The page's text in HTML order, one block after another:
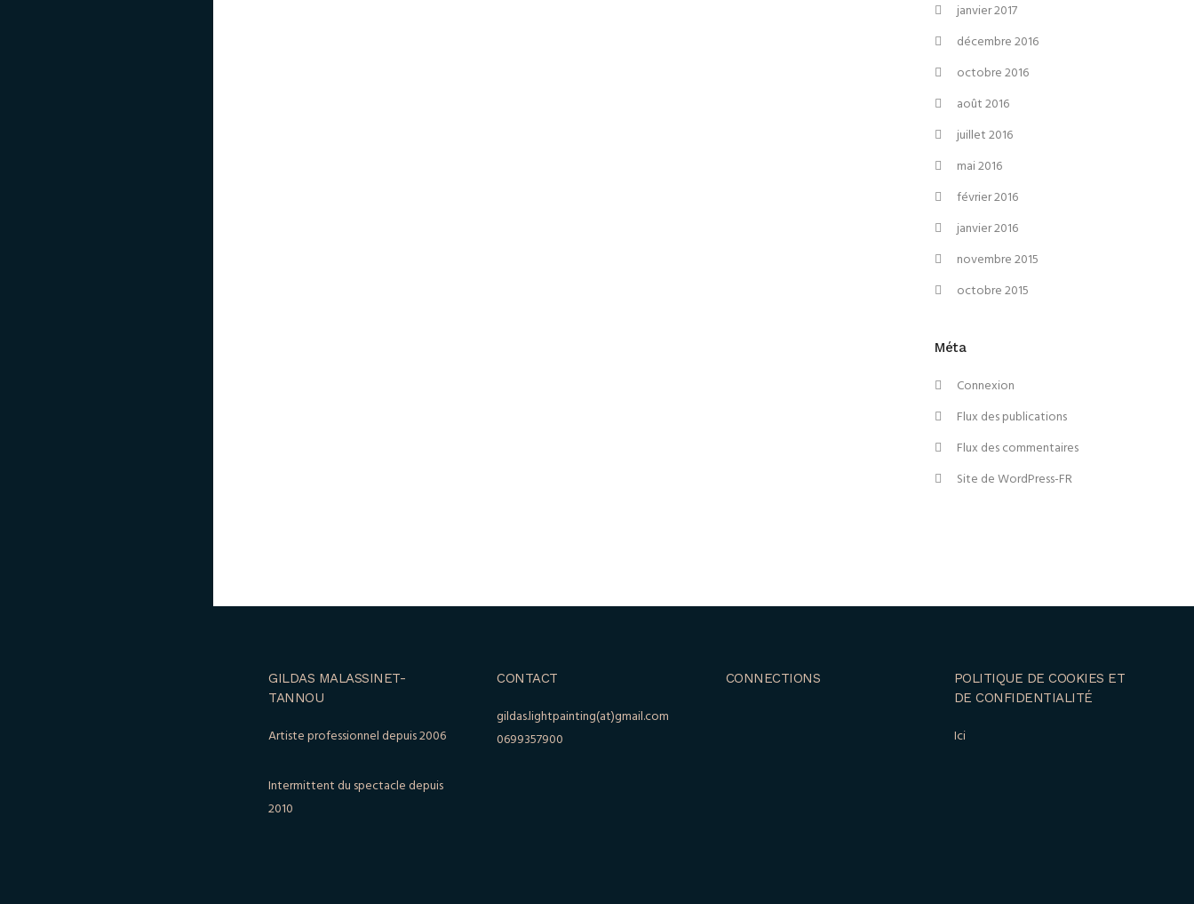
janvier 2017
décembre 2016
octobre 2016
août 2016
juillet 2016
mai 2016
février 2016
janvier 2016
novembre 2015
octobre 2015
Méta
Connexion
Flux des publications
Flux des commentaires
Site de WordPress-FR
GILDAS MALASSINET-
TANNOU
Artiste professionnel depuis 2006
Intermittent du spectacle depuis
2010
CONTACT
gildas.lightpainting(at)gmail.com
0699357900
CONNECTIONS
POLITIQUE DE COOKIES ET
DE CONFIDENTIALITÉ
Ici